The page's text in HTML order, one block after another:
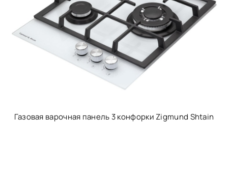
Газовая варочная панель 3 конфорки Zigmund Shtain